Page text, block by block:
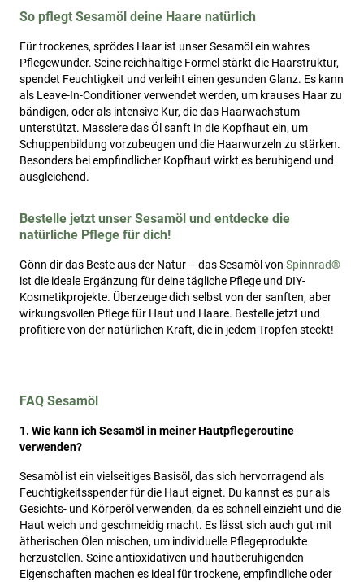
So pflegt Sesamöl deine Haare natürlich
Für trockenes, sprödes Haar ist unser Sesamöl ein wahres
Pflegewunder. Seine reichhaltige Formel stärkt die Haarstruktur,
spendet Feuchtigkeit und verleiht einen gesunden Glanz. Es kann
als Leave-In-Conditioner verwendet werden, um krauses Haar zu
bändigen, oder als intensive Kur, die das Haarwachstum
unterstützt. Massiere das Öl sanft in die Kopfhaut ein, um
Schuppenbildung vorzubeugen und die Haarwurzeln zu stärken.
Besonders bei empfindlicher Kopfhaut wirkt es beruhigend und
ausgleichend.
Bestelle jetzt unser Sesamöl und entdecke die
natürliche Pflege für dich!
Gönn dir das Beste aus der Natur – das Sesamöl von Spinnrad®
ist die ideale Ergänzung für deine tägliche Pflege und DIY-
Kosmetikprojekte. Überzeuge dich selbst von der sanften, aber
wirkungsvollen Pflege für Haut und Haare. Bestelle jetzt und
profitiere von der natürlichen Kraft, die in jedem Tropfen steckt!
FAQ Sesamöl
1. Wie kann ich Sesamöl in meiner Hautpflegeroutine
verwenden?
Sesamöl ist ein vielseitiges Basisöl, das sich hervorragend als
Feuchtigkeitsspender für die Haut eignet. Du kannst es pur als
Gesichts- und Körperöl verwenden, da es schnell einzieht und die
Haut weich und geschmeidig macht. Es lässt sich auch gut mit
ätherischen Ölen mischen, um individuelle Pflegeprodukte
herzustellen. Seine antioxidativen und hautberuhigenden
Eigenschaften machen es ideal für trockene, empfindliche oder